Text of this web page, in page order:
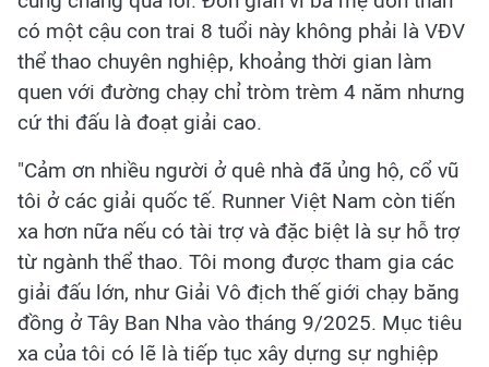
có một cậu con trai 8 tuổi này không phải là VĐV
thể thao chuyên nghiệp, khoảng thời gian làm
quen với đường chạy chỉ tròm trèm 4 năm nhưng
cứ thi đấu là đoạt giải cao.
"Cảm ơn nhiều người ở quê nhà đã ủng hộ, cổ vũ
tôi ở các giải quốc tế. Runner Việt Nam còn tiến
xa hơn nữa nếu có tài trợ và đặc biệt là sự hỗ trợ
từ ngành thể thao. Tôi mong được tham gia các
giải đấu lớn, như Giải Vô địch thế giới chạy băng
đồng ở Tây Ban Nha vào tháng 9/2025. Mục tiêu
xa của tôi có lẽ là tiếp tục xây dựng sự nghiệp